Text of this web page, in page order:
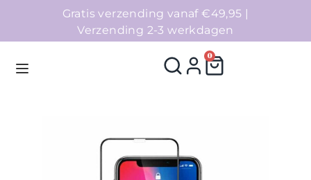
Gratis verzending vanaf €49,95 |
Verzending 2-3 werkdagen
0